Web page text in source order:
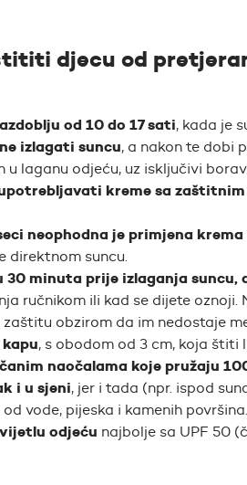
djecu od
od 10 do 17 sati, kada je
izlagati suncu, a nakon te dobi
u laganu odjeću, uz isključivi
upotrebljavati kreme sa
neophodna je primjena
direktnom suncu.
minuta prije izlaganja suncu,
ručnikom ili kad se dijete
obzirom da im nedostaje
, s obodom od 3 cm, koja štiti
naočalama koje pružaju
i u sjeni, jer i tada (npr. ispod
vode, pijeska i kamenih površina.
odjeću najbolje sa UPF 50